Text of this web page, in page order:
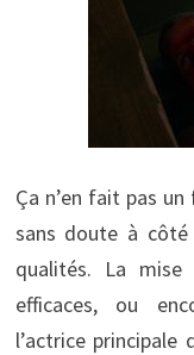
Ça n’en fait pas
sans doute à côté
qualités. La
efficaces, ou
l’actrice principale